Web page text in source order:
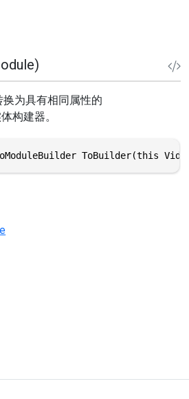
换为具有相同属性的
构建器。
ToBuilder(this